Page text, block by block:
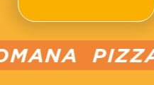
PIZZA